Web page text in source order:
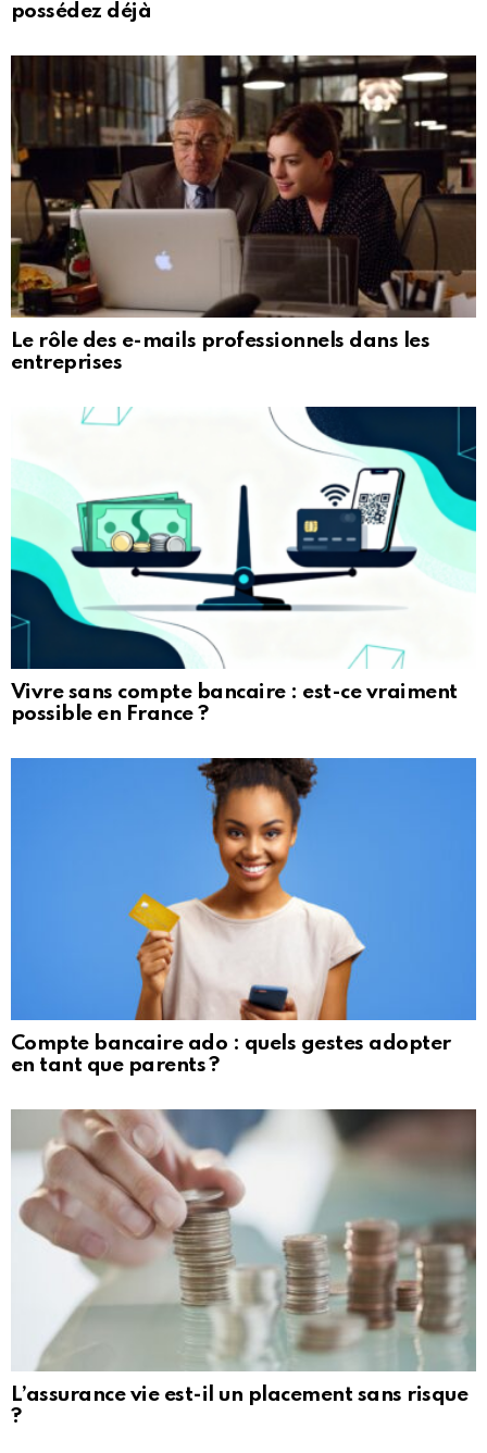
possédez déjà
Le rôle des e-mails professionnels dans les
entreprises
Vivre sans compte bancaire : est-ce vraiment
possible en France ?
Compte bancaire ado : quels gestes adopter
en tant que parents ?
L’assurance vie est-il un placement sans risque
?